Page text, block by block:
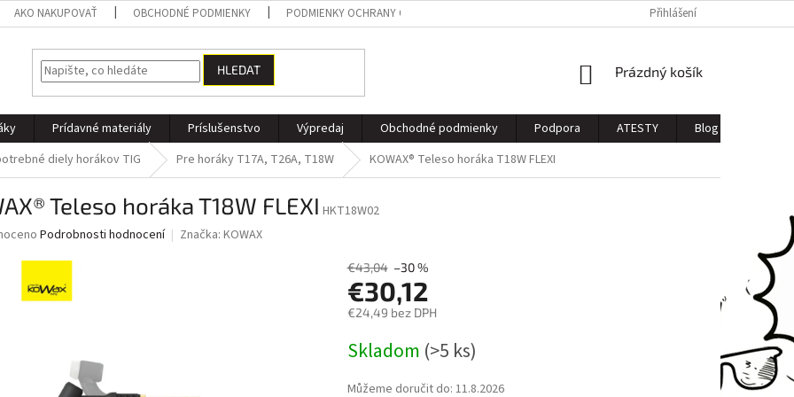
AKO NAKUPOVAŤ OBCHODNÉ PODMIENKY PODMIENKY OCHRANY OSOBNÝCH ÚDAJOV Přihlášení
HLEDAT
NÁKUPNÍ
Prázdný košík
Prídavné materiály Príslušenstvo Výpredaj Obchodné podmienky Podpora ATESTY Blog
diely horákov TIG Pre horáky T17A, T26A, T18W KOWAX® Teleso horáka T18W FLEXI
Teleso horáka T18W FLEXI HKT18W02
Podrobnosti hodnocení Značka: KOWAX
€43,04 –30 %
€30,12
€24,49 bez DPH
cena:
Skladom (>5 ks)
Můžeme doručit do: 11.8.2026